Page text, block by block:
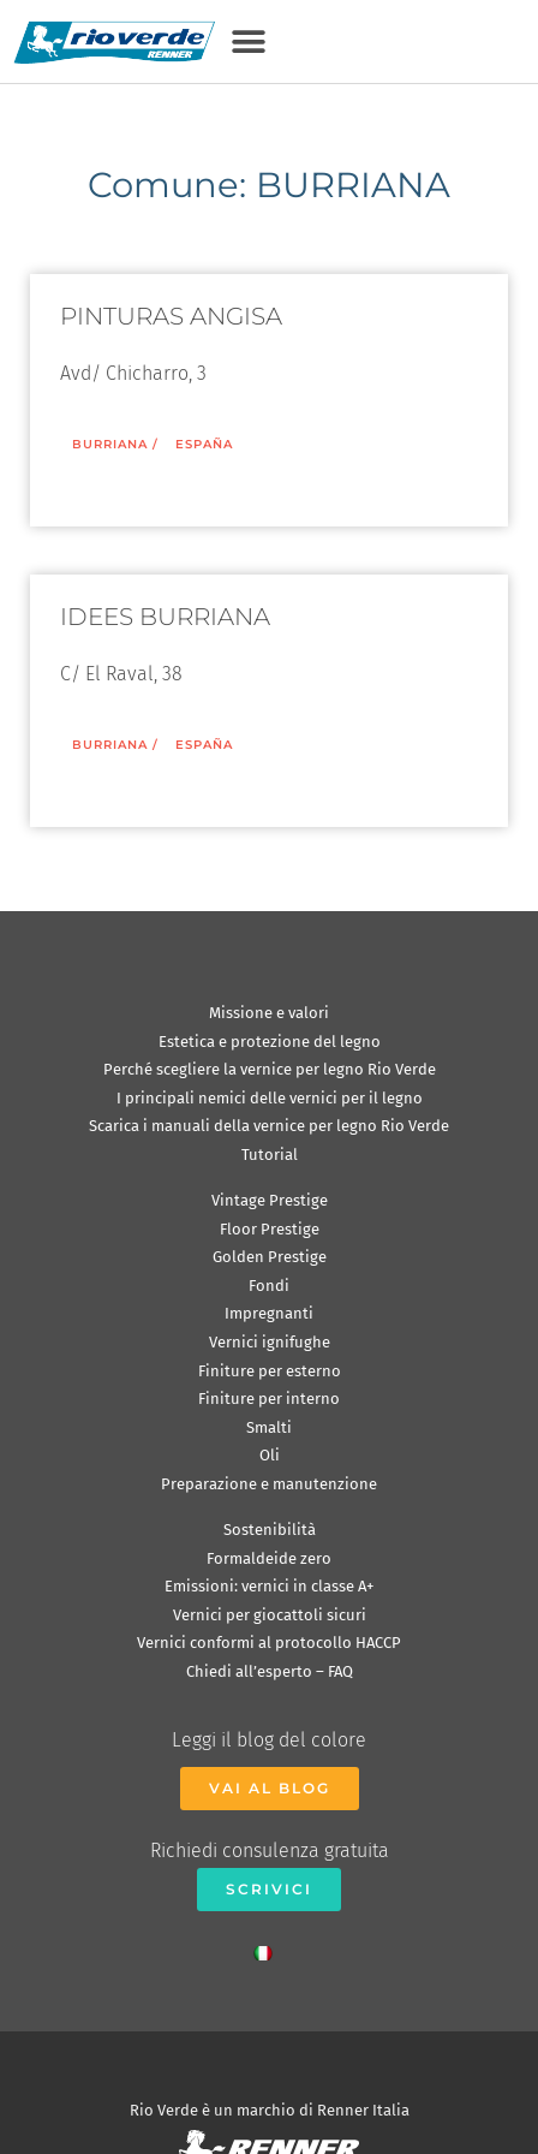
Comune: BURRIANA
PINTURAS ANGISA
Avd/ Chicharro, 3
BURRIANA / ESPAÑA
IDEES BURRIANA
C/ El Raval, 38
BURRIANA / ESPAÑA
Missione e valori
Estetica e protezione del legno
Perché scegliere la vernice per legno Rio Verde
I principali nemici delle vernici per il legno
Scarica i manuali della vernice per legno Rio Verde
Tutorial
Vintage Prestige
Floor Prestige
Golden Prestige
Fondi
Impregnanti
Vernici ignifughe
Finiture per esterno
Finiture per interno
Smalti
Oli
Preparazione e manutenzione
Sostenibilità
Formaldeide zero
Emissioni: vernici in classe A+
Vernici per giocattoli sicuri
Vernici conformi al protocollo HACCP
Chiedi all’esperto – FAQ
Leggi il blog del colore
VAI AL BLOG
Richiedi consulenza gratuita
SCRIVICI
Rio Verde è un marchio di Renner Italia